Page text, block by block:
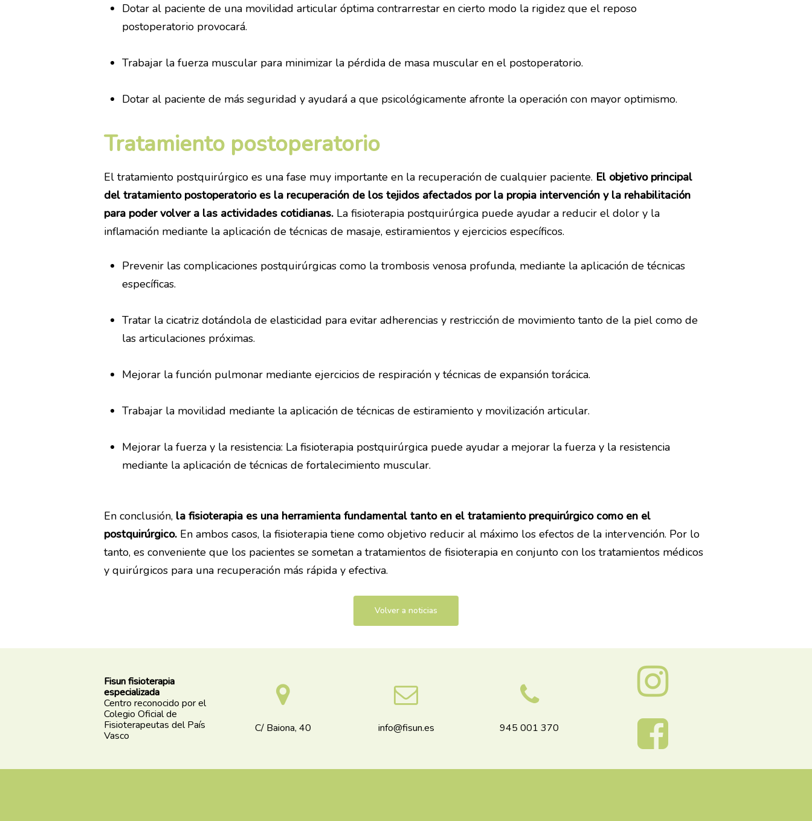
Dotar al paciente de una movilidad articular óptima contrarrestar en cierto modo la rigidez que el reposo
postoperatorio provocará.
Trabajar la fuerza muscular para minimizar la pérdida de masa muscular en el postoperatorio.
Dotar al paciente de más seguridad y ayudará a que psicológicamente afronte la operación con mayor optimismo.
Tratamiento postoperatorio
El tratamiento postquirúrgico es una fase muy importante en la recuperación de cualquier paciente. El objetivo principal
del tratamiento postoperatorio es la recuperación de los tejidos afectados por la propia intervención y la rehabilitación
para poder volver a las actividades cotidianas. La fisioterapia postquirúrgica puede ayudar a reducir el dolor y la
inflamación mediante la aplicación de técnicas de masaje, estiramientos y ejercicios específicos.
Prevenir las complicaciones postquirúrgicas como la trombosis venosa profunda, mediante la aplicación de técnicas
específicas.
Tratar la cicatriz dotándola de elasticidad para evitar adherencias y restricción de movimiento tanto de la piel como de
las articulaciones próximas.
Mejorar la función pulmonar mediante ejercicios de respiración y técnicas de expansión torácica.
Trabajar la movilidad mediante la aplicación de técnicas de estiramiento y movilización articular.
Mejorar la fuerza y la resistencia: La fisioterapia postquirúrgica puede ayudar a mejorar la fuerza y la resistencia
mediante la aplicación de técnicas de fortalecimiento muscular.
En conclusión, la fisioterapia es una herramienta fundamental tanto en el tratamiento prequirúrgico como en el
postquirúrgico. En ambos casos, la fisioterapia tiene como objetivo reducir al máximo los efectos de la intervención. Por lo
tanto, es conveniente que los pacientes se sometan a tratamientos de fisioterapia en conjunto con los tratamientos médicos
y quirúrgicos para una recuperación más rápida y efectiva.
Volver a noticias
Fisun fisioterapia
especializada
Centro reconocido por el
Colegio Oficial de
Fisioterapeutas del País
Vasco
C/ Baiona, 40 info@fisun.es 945 001 370